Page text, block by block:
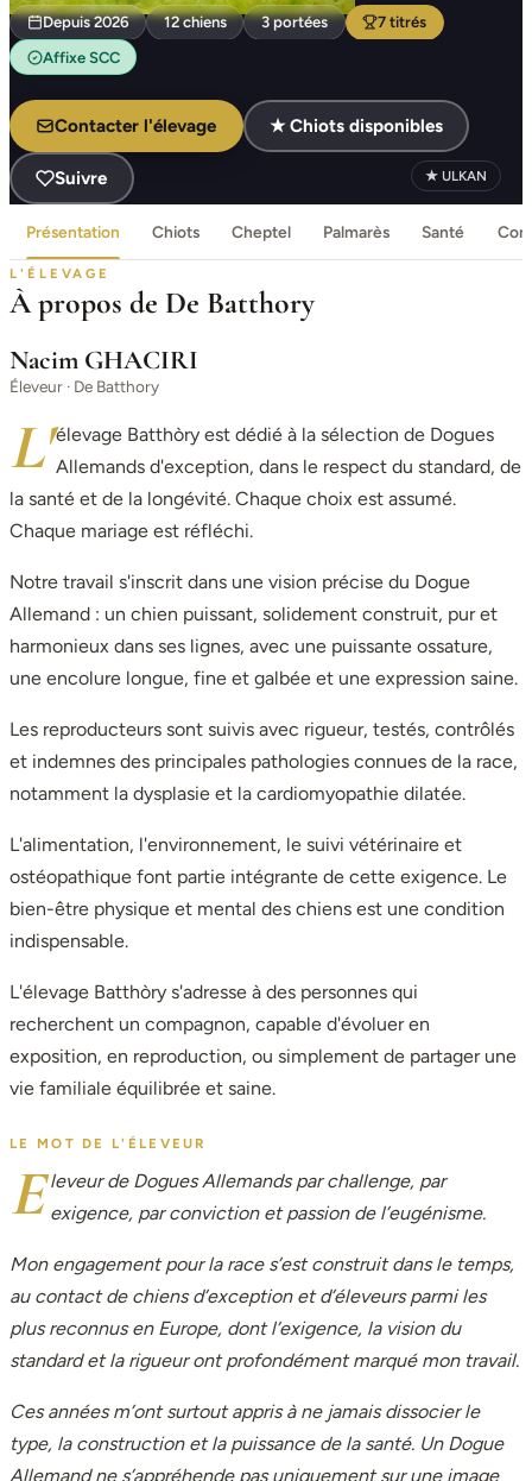
Depuis 2026 12 chiens 3 portées
7 titrés
Affixe SCC
Contacter l'élevage ★ Chiots disponibles
Suivre ★ ULKAN
Présentation Chiots Cheptel Palmarès Santé
L'ÉLEVAGE
À propos de De Batthory
Nacim GHACIRI
Éleveur · De Batthory
L' élevage Batthòry est dédié à la sélection de Dogues
Allemands d'exception, dans le respect du standard, de
la santé et de la longévité. Chaque choix est assumé.
Chaque mariage est réfléchi.
Notre travail s'inscrit dans une vision précise du Dogue
Allemand : un chien puissant, solidement construit, pur et
harmonieux dans ses lignes, avec une puissante ossature,
une encolure longue, fine et galbée et une expression saine.
Les reproducteurs sont suivis avec rigueur, testés, contrôlés
et indemnes des principales pathologies connues de la race,
notamment la dysplasie et la cardiomyopathie dilatée.
L'alimentation, l'environnement, le suivi vétérinaire et
ostéopathique font partie intégrante de cette exigence. Le
bien-être physique et mental des chiens est une condition
indispensable.
L'élevage Batthòry s'adresse à des personnes qui
recherchent un compagnon, capable d'évoluer en
exposition, en reproduction, ou simplement de partager une
vie familiale équilibrée et saine.
LE MOT DE L'ÉLEVEUR
E leveur de Dogues Allemands par challenge, par
exigence, par conviction et passion de l’eugénisme.
Mon engagement pour la race s’est construit dans le temps,
au contact de chiens d’exception et d’éleveurs parmi les
plus reconnus en Europe, dont l’exigence, la vision du
standard et la rigueur ont profondément marqué mon travail.
Ces années m’ont surtout appris à ne jamais dissocier le
type, la construction et la puissance de la santé. Un Dogue
Allemand ne s’appréhende pas uniquement sur une image